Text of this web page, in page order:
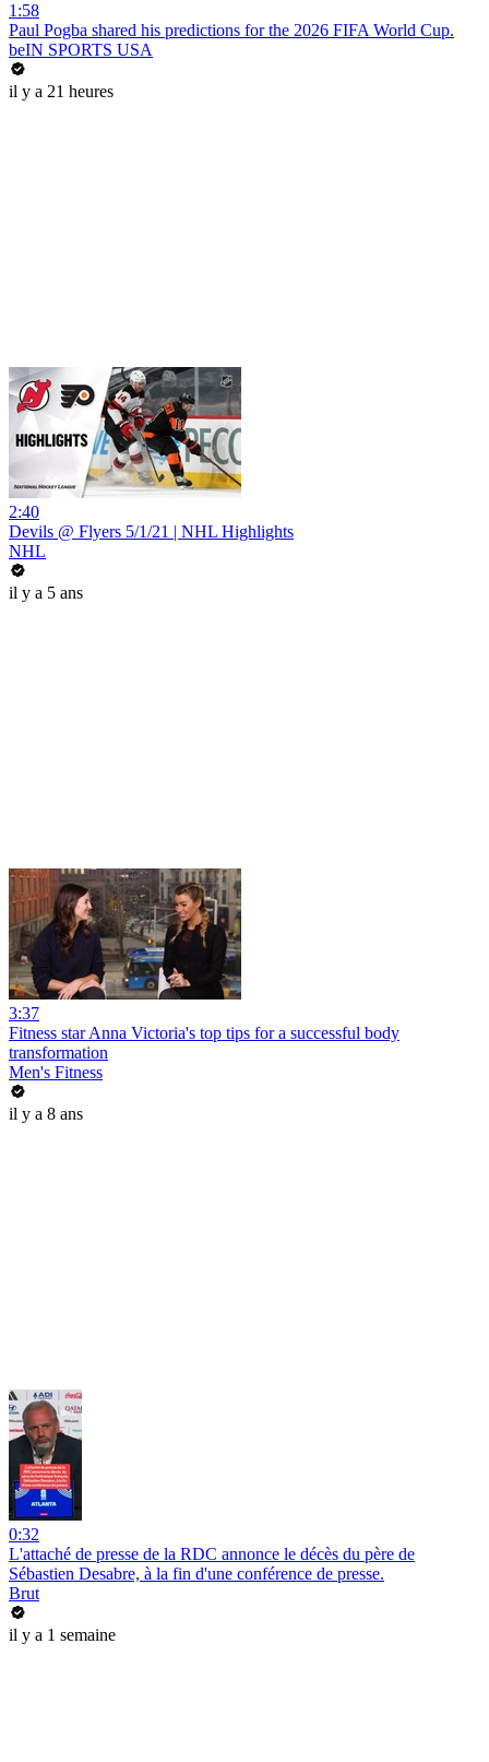
1:58
Paul Pogba shared his predictions for the 2026 FIFA World Cup.
beIN SPORTS USA
il y a 21 heures
2:40
Devils @ Flyers 5/1/21 | NHL Highlights
NHL
il y a 5 ans
3:37
Fitness star Anna Victoria's top tips for a successful body
transformation
Men's Fitness
il y a 8 ans
0:32
L'attaché de presse de la RDC annonce le décès du père de
Sébastien Desabre, à la fin d'une conférence de presse.
Brut
il y a 1 semaine